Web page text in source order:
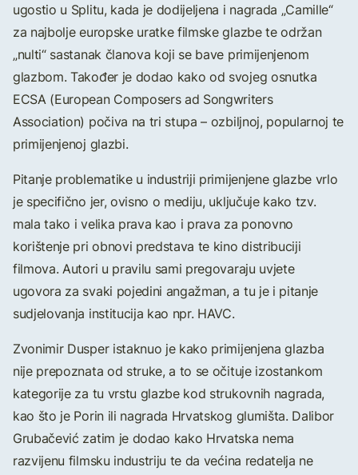
ugostio u Splitu, kada je dodijeljena i nagrada „Camille“
za najbolje europske uratke filmske glazbe te održan
„nulti“ sastanak članova koji se bave primijenjenom
glazbom. Također je dodao kako od svojeg osnutka
ECSA (European Composers ad Songwriters
Association) počiva na tri stupa – ozbiljnoj, popularnoj te
primijenjenoj glazbi.
Pitanje problematike u industriji primijenjene glazbe vrlo
je specifično jer, ovisno o mediju, uključuje kako tzv.
mala tako i velika prava kao i prava za ponovno
korištenje pri obnovi predstava te kino distribuciji
filmova. Autori u pravilu sami pregovaraju uvjete
ugovora za svaki pojedini angažman, a tu je i pitanje
sudjelovanja institucija kao npr. HAVC.
Zvonimir Dusper istaknuo je kako primijenjena glazba
nije prepoznata od struke, a to se očituje izostankom
kategorije za tu vrstu glazbe kod strukovnih nagrada,
kao što je Porin ili nagrada Hrvatskog glumišta. Dalibor
Grubačević zatim je dodao kako Hrvatska nema
razvijenu filmsku industriju te da većina redatelja ne